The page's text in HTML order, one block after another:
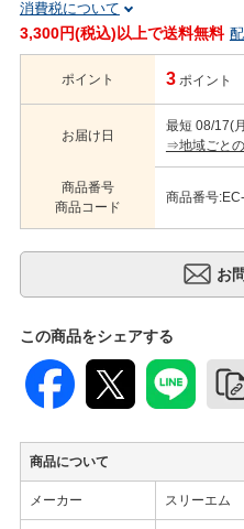
消費税について
3,300円(税込)以上で送料無料
ポイント 3 ポイント
お届け日
最短 08/17(
⇒地域ごと
商品番号
商品コード
商品番号
この商品をシェアする
商品について
メーカー スリーエム